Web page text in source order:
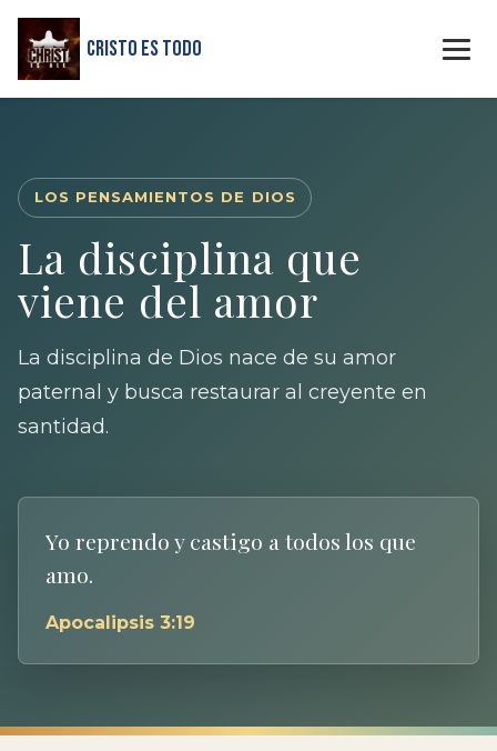
Cristo Es Todo
LOS PENSAMIENTOS DE DIOS
La disciplina que
viene del amor
La disciplina de Dios nace de su amor
paternal y busca restaurar al creyente en
santidad.
Yo reprendo y castigo a todos los que
amo.
Apocalipsis 3:19